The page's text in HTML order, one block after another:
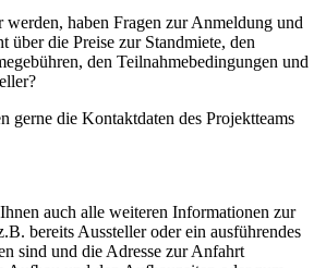
(Bremen Airport) ist ca. 35 Autominuten
und zum Flughafen kann jederzeit vermittelt
bremen.com
werden, haben Fragen zur Anmeldung und
über die Preise zur Standmiete, den
den Teilnahmebedingungen und
gerne die Kontaktdaten des Projektteams
auch alle weiteren Informationen zur
bereits Aussteller oder ein ausführendes
sind und die Adresse zur Anfahrt